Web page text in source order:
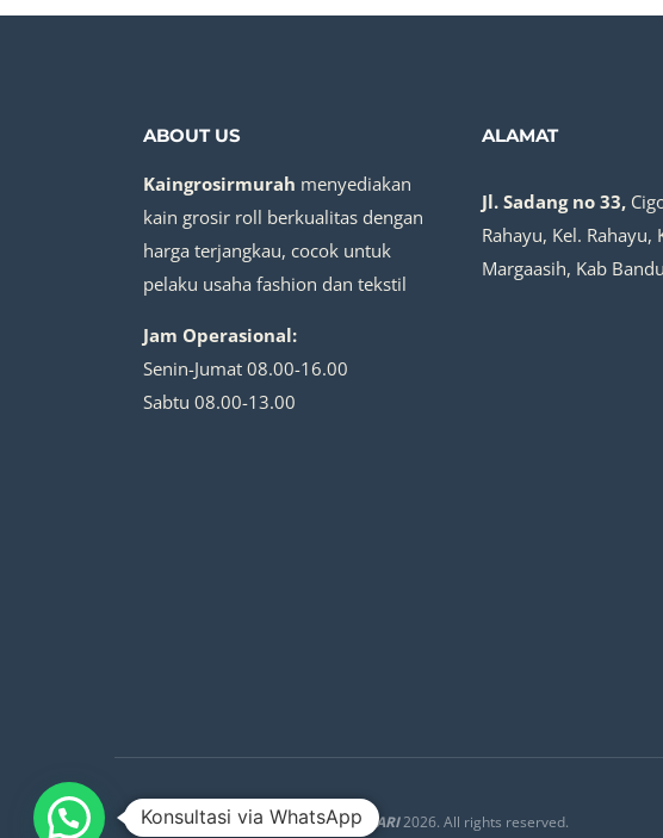
ABOUT US
Kaingrosirmurah menyediakan
kain grosir roll berkualitas dengan
harga terjangkau, cocok untuk
pelaku usaha fashion dan tekstil
Jam Operasional:
Senin-Jumat 08.00-16.00
Sabtu 08.00-13.00
ALAMAT
Jl. Sadang no 33,
Rahayu, Kel. Rahayu,
Margaasih, Kab
Copyright ©CV SUKSES JAYA LESTARI2026. All rights reserved.
Konsultasi via WhatsApp